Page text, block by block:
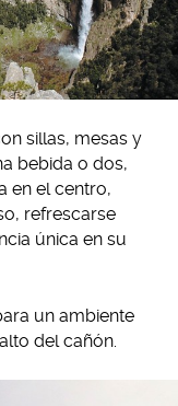
sillas, mesas y
bebida o dos,
en el centro,
refrescarse
única en su
un ambiente
del cañón.